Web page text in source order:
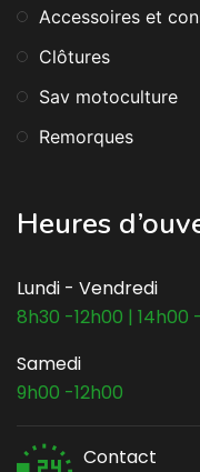
Accessoires et
Clôtures
Sav motoculture
Remorques
Heures
Lundi - Vendredi
8h30 -12h00 | 14h00
Samedi
9h00 -12h00
Contact